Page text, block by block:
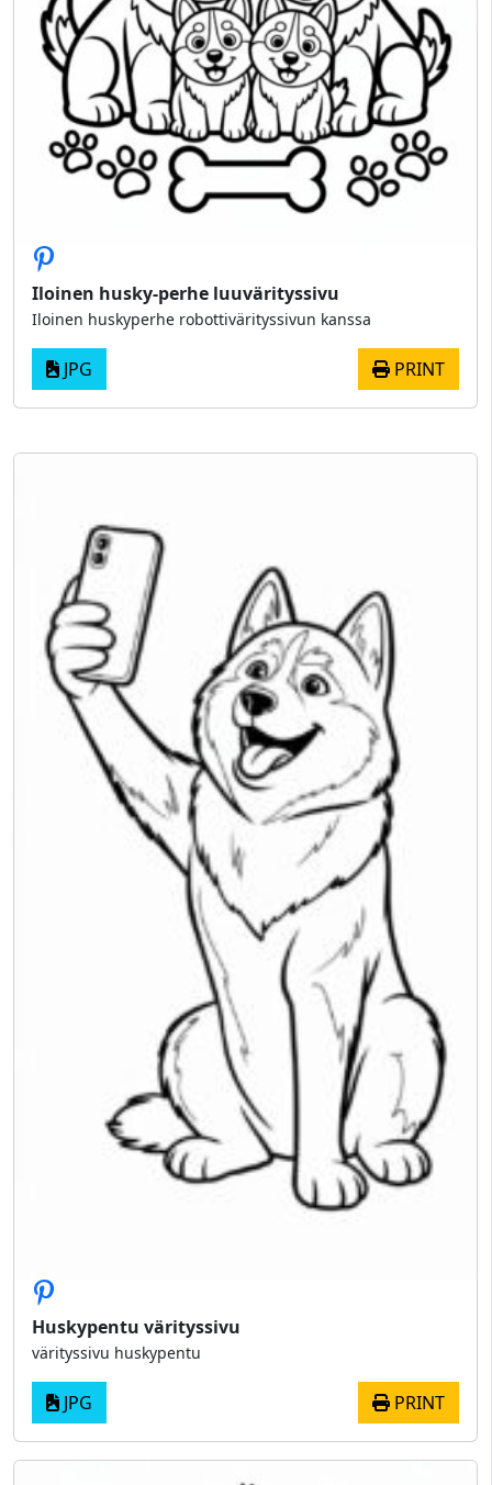
Iloinen husky-perhe luuvärityssivu
Iloinen huskyperhe robottivärityssivun kanssa
JPG PRINT
Huskypentu värityssivu
värityssivu huskypentu
JPG PRINT